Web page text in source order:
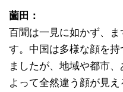
薗田：
百聞は一見に如かず、
す。中国は多様な顔を
ましたが、地域や都市
よって全然違う顔が見